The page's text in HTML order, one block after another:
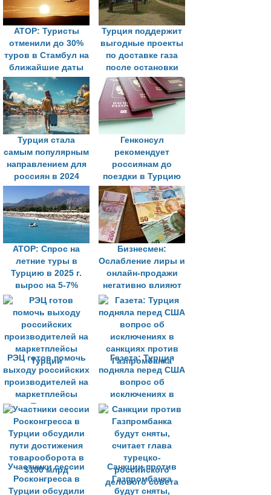
АТОР: Туристы
отменили до 30%
туров в Стамбул на
ближайшие даты
Турция поддержит
выгодные проекты
по доставке газа
после остановки
транзита через
Украину
Турция стала
самым популярным
направлением для
россиян в 2024
году
Генконсул
рекомендует
россиянам до
поездки в Турцию
проверить паспорт
и оформить полис
АТОР: Спрос на
летние туры в
Турцию в 2025 г.
вырос на 5-7%
Бизнесмен:
Ослабление лиры и
онлайн-продажи
негативно влияют
на туриндустрию
Турции
РЭЦ готов помочь
выходу российских
производителей на
маркетплейсы
Турции
Газета: Турция
подняла перед США
вопрос об
исключениях в
санкциях против
Газпромбанка
Участники сессии
Росконгресса в
Турции обсудили
Санкции против
Газпромбанка
будут сняты,